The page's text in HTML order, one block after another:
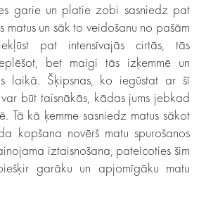
garie un platie zobi sasniedz pat
matus un sāk to veidošanu no pašām
pat intensīvajās cirtās, tās
bet maigi tās izķemmē un
laikā. Šķipsnas, ko iegūstat ar šī
būt taisnākās, kādas jums jebkad
Tā kā ķemme sasniedz matus sākot
kopšana novērš matu spurošanos
iztaisnošana, pateicoties šim
garāku un apjomīgāku matu